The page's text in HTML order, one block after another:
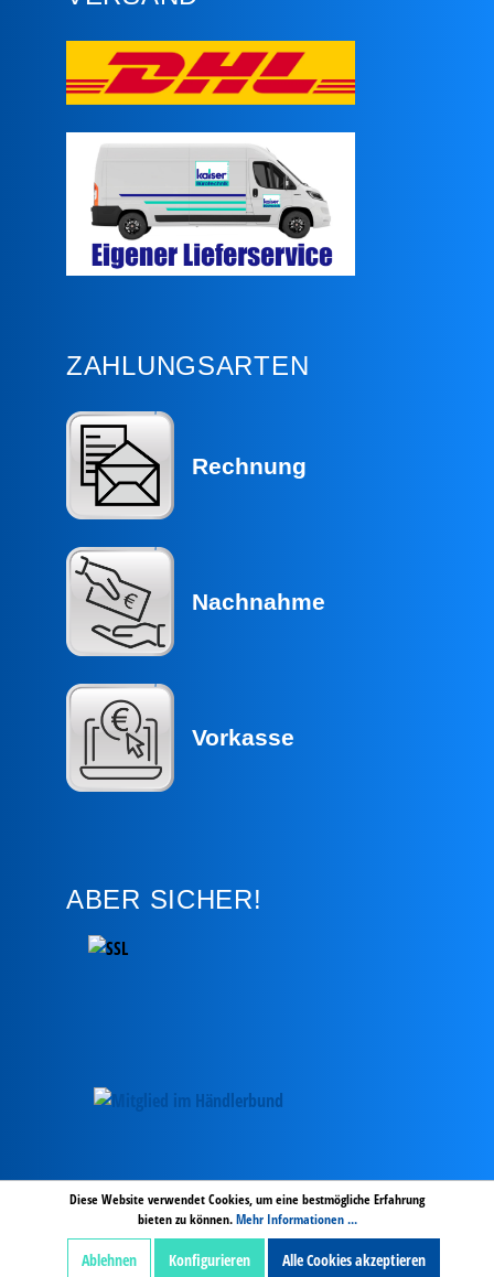
ZAHLUNGSARTEN
Rechnung
Nachnahme
Vorkasse
ABER SICHER!
AGB Hinweise zur Batterieentsorgung
Zahlung und Versand
Widerrufsbelehrung digitale Inhalte
Widerruf
Impressum
Datenschutz
Diese Website verwendet Cookies, um eine bestmögliche Erfahrung
bieten zu können.Mehr Informationen ...
Ablehnen Konfigurieren Alle Cookies akzeptieren